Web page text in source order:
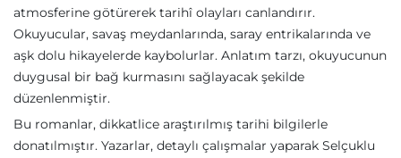
atmosferine götürerek tarihî olayları canlandırır.
Okuyucular, savaş meydanlarında, saray entrikalarında ve
aşk dolu hikayelerde kaybolurlar. Anlatım tarzı, okuyucunun
duygusal bir bağ kurmasını sağlayacak şekilde
düzenlenmiştir.
Bu romanlar, dikkatlice araştırılmış tarihi bilgilerle
donatılmıştır. Yazarlar, detaylı çalışmalar yaparak Selçuklu